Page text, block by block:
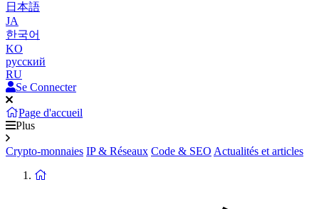
日本語
JA
한국어
KO
русский
RU
Se Connecter
Page d'accueil
Plus
Crypto-monnaies IP & Réseaux Code & SEO Actualités et articles